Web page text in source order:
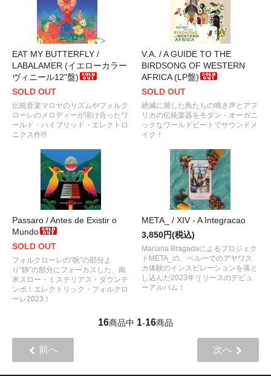
">
EAT MY BUTTERFLY /
LABALAMER (イエローカラー
ヴィニール12"盤)
SOLD OUT
伝統音楽マロヤのリズムやフォルク
ローレのメロディーが溶け合ったワ
ールド・ハイブリッド・エレクトロ
ニクス作!!!
V.A. / A GUIDE TO THE
BIRDSONG OF WESTERN
AFRICA (LP盤)
SOLD OUT
絶滅に瀕した鳥たちの鳴き声とアフ
リカの伝統楽器をモダン・オーガニ
ックなワールドビートでサウンドメ
イク！
Passaro / Antes de Existir o
Mundo
SOLD OUT
フォルクローレの“呪”の部分よ
り“静”の部分にフォーカスした、南
米スロー・ミステリアス・ダウンテ
ンポ！エレクトリック・フォルクロ
ーレ2023！
META_ / XIV - A Integracao
3,850円(税込)
Mariana Bragadaによるプロジェク
トMETA_の、ペルーでのアヤワス
カ体験のインスピレーションを落と
し込んだ2023年リリースのデビュ
ーアルバム！
16商品中 1-16商品
前へ 次へ